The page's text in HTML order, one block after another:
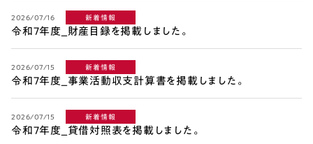
2026/07/16 新着情報
令和7年度_財産目録を掲載しました。
2026/07/15 新着情報
令和7年度_事業活動収支計算書を掲載しました。
2026/07/15 新着情報
令和7年度_貸借対照表を掲載しました。